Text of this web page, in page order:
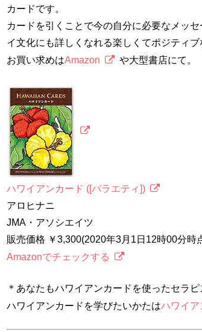
カードです。
カードを引くことで今の自分に必要なメッ
イ文化にも詳しくなれる楽しくてポジティブ
お買い求めはAmazon や大型書店にて。
ハワイアンカード ([バラエティ])
アロヒナニ
JMA・アソシエイツ
販売価格 ￥3,300(2020年3月1日12時00分時
Amazonでチェックする
＊あなたもハワイアンカードを使ったセラ
ハワイアンカードを学びたいかたはハワイア